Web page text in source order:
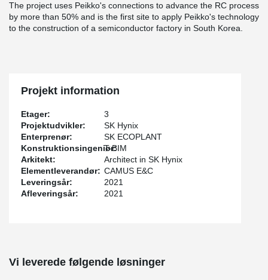
The project uses Peikko's connections to advance the RC process
by more than 50% and is the first site to apply Peikko's technology
to the construction of a semiconductor factory in South Korea.
Projekt information
Etager:
3
Projektudvikler:
SK Hynix
Enterprenør:
SK ECOPLANT
Konstruktionsingeniør:
T-BIM
Arkitekt:
Architect in SK Hynix
Elementleverandør: CAMUS E&C
Leveringsår:
2021
Afleveringsår:
2021
Vi leverede følgende løsninger